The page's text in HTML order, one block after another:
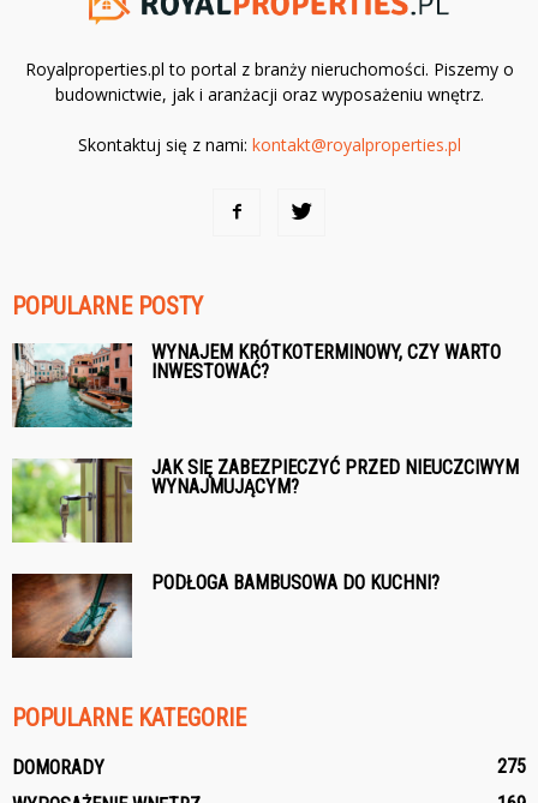
Royalproperties.pl to portal z branży nieruchomości. Piszemy o
budownictwie, jak i aranżacji oraz wyposażeniu wnętrz.
Skontaktuj się z nami: kontakt@royalproperties.pl
POPULARNE POSTY
WYNAJEM KRÓTKOTERMINOWY, CZY WARTO
INWESTOWAĆ?
JAK SIĘ ZABEZPIECZYĆ PRZED NIEUCZCIWYM
WYNAJMUJĄCYM?
PODŁOGA BAMBUSOWA DO KUCHNI?
POPULARNE KATEGORIE
DOMORADY
275